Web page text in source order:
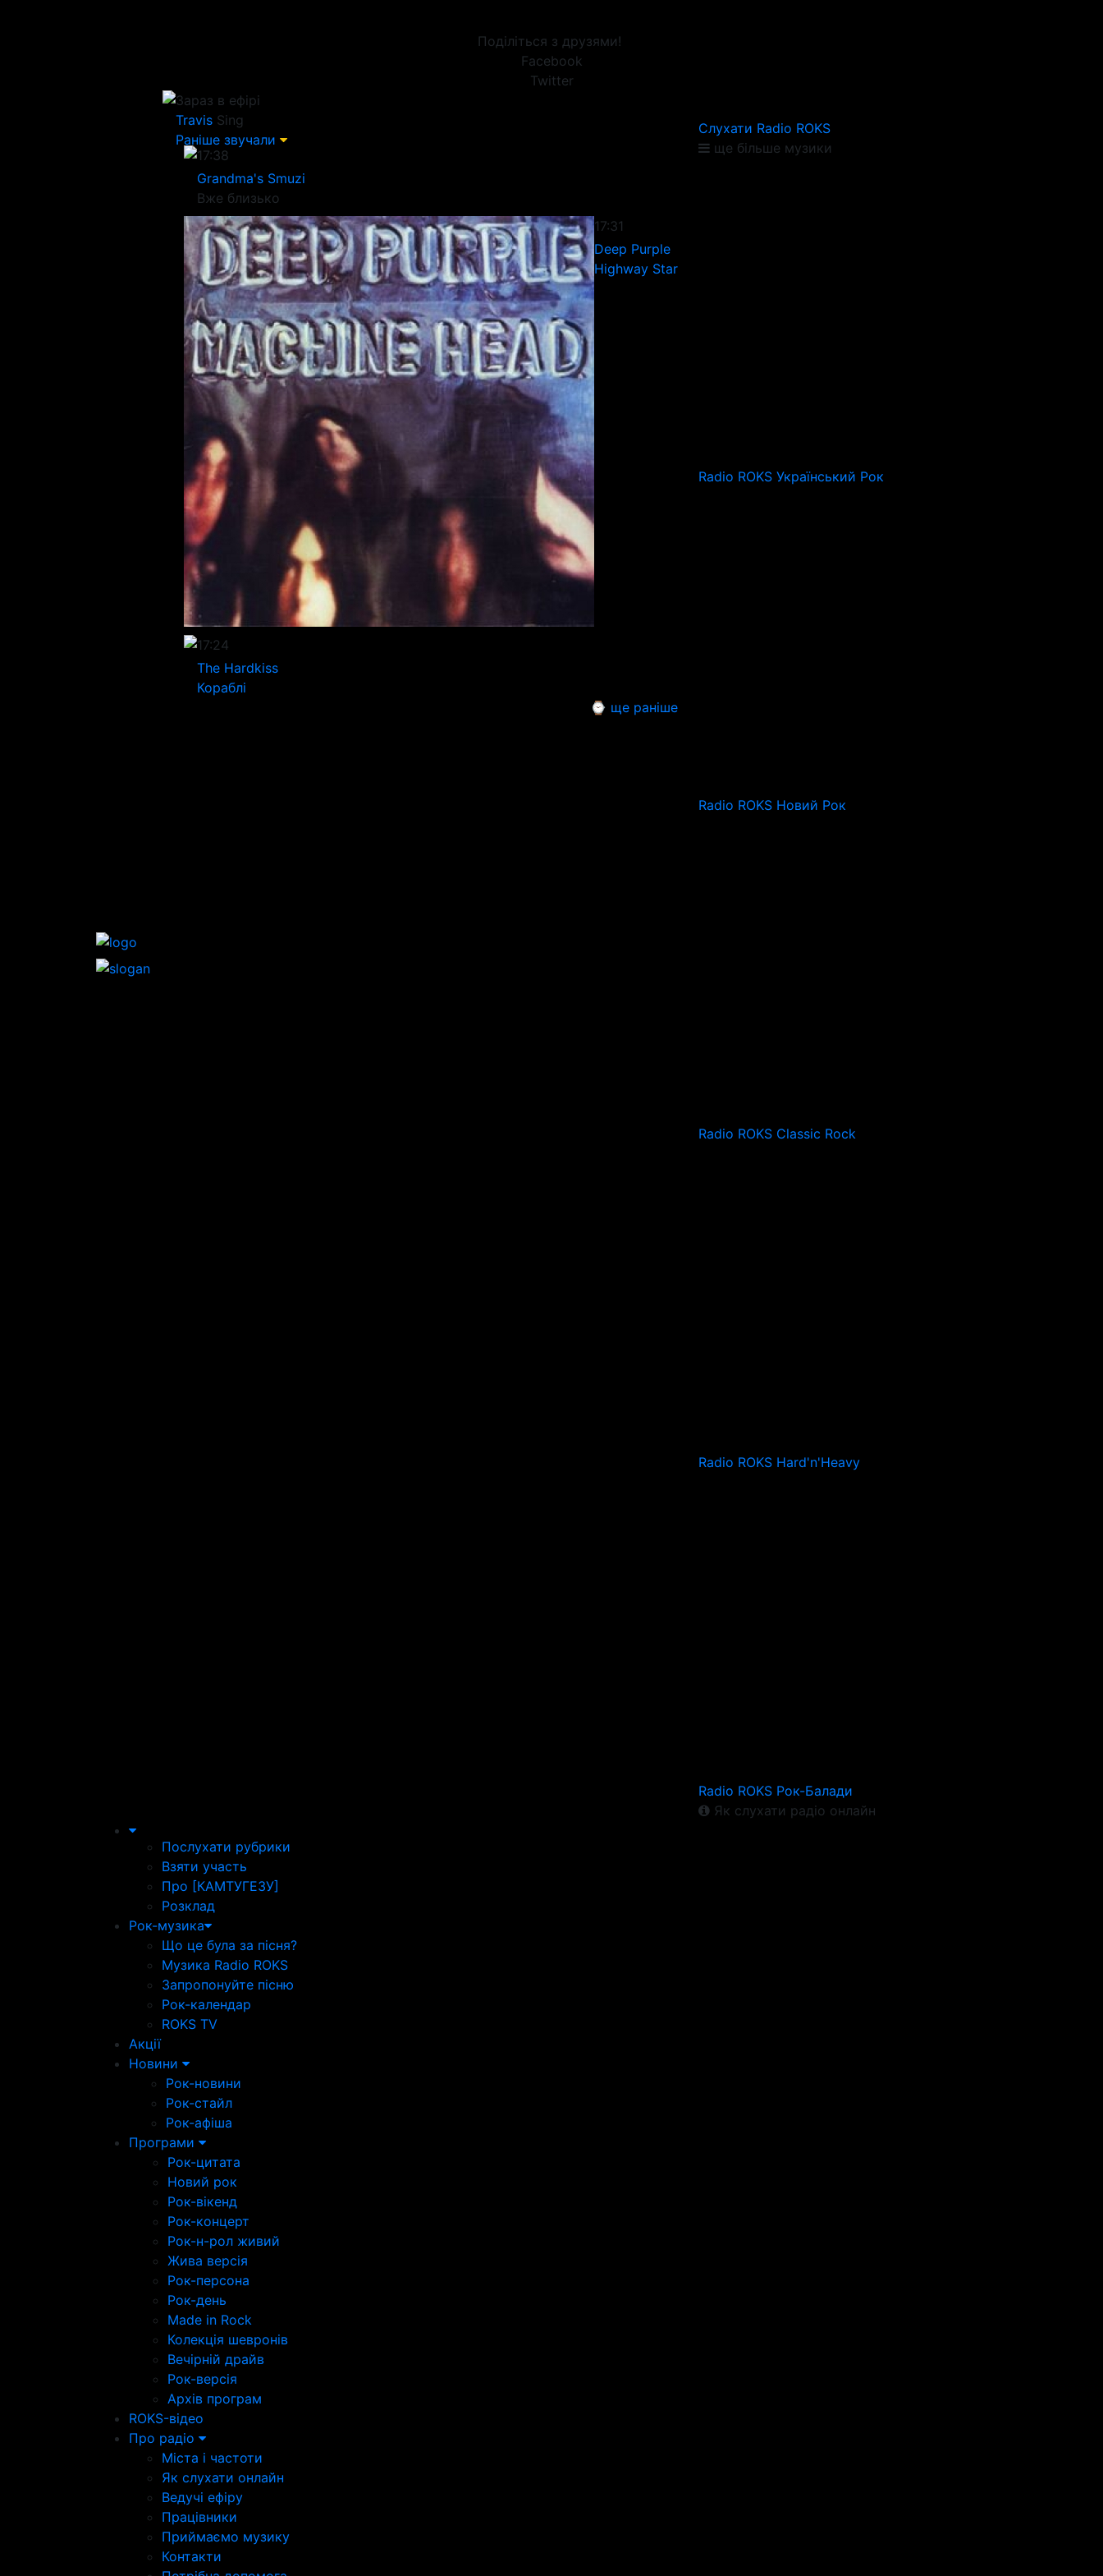
Поділіться з друзями!
Facebook
Twitter
Зараз в ефірі
Travis Sing
Раніше звучали
17:38
Grandma's Smuzi
Вже близько
17:31
Deep Purple
Highway Star
17:24
The Hardkiss
Кораблі
⌚ ще раніше
Слухати Radio ROKS
ще більше музики
Radio ROKS Український Рок
Radio ROKS Новий Рок
Radio ROKS Classic Rock
Radio ROKS Hard'n'Heavy
Radio ROKS Рок-Балади
Як слухати радіо онлайн
Послухати рубрики
Взяти участь
Про [КАМТУГЕЗУ]
Розклад
Рок-музика
Що це була за пісня?
Музика Radio ROKS
Запропонуйте пісню
Рок-календар
ROKS TV
Акції
Новини
Рок-новини
Рок-стайл
Рок-афіша
Програми
Рок-цитата
Новий рок
Рок-вікенд
Рок-концерт
Рок-н-рол живий
Жива версія
Рок-персона
Рок-день
Made in Rock
Колекція шевронів
Вечірній драйв
Рок-версія
Архів програм
ROKS-відео
Про радіо
Міста і частоти
Як слухати онлайн
Ведучі ефіру
Працівники
Приймаємо музику
Контакти